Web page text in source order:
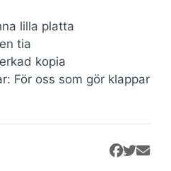
lilla platta
tia
kopia
För oss som gör klappar